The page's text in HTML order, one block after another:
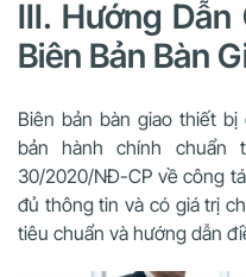
III. Hướng
Biên Bản Bàn
Biên bản bàn giao thiết
bản hành chính chuẩn
30/2020/NĐ-CP về công
đủ thông tin và có giá trị
tiêu chuẩn và hướng dẫn